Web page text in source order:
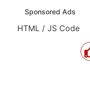
Sponsored Ads
HTML / JS Code